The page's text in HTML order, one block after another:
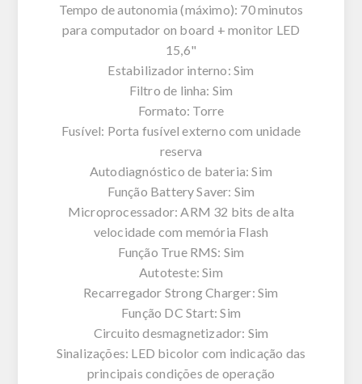
Tempo de autonomia (máximo): 70 minutos
para computador on board + monitor LED
15,6"
Estabilizador interno: Sim
Filtro de linha: Sim
Formato: Torre
Fusível: Porta fusível externo com unidade
reserva
Autodiagnóstico de bateria: Sim
Função Battery Saver: Sim
Microprocessador: ARM 32 bits de alta
velocidade com memória Flash
Função True RMS: Sim
Autoteste: Sim
Recarregador Strong Charger: Sim
Função DC Start: Sim
Circuito desmagnetizador: Sim
Sinalizações: LED bicolor com indicação das
principais condições de operação